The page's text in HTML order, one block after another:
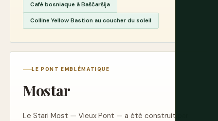
Café bosniaque à Baščaršija
Colline Yellow Bastion au coucher du soleil
LE PONT EMBLÉMATIQUE
Mostar
Le Stari Most — Vieux Pont — a été construit par